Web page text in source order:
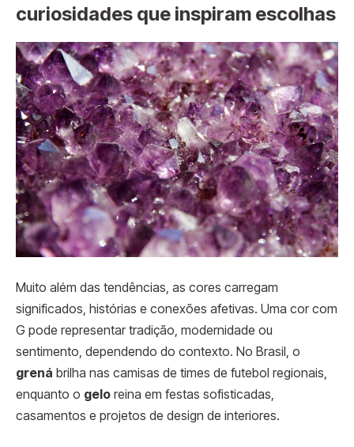
curiosidades que inspiram escolhas
Muito além das tendências, as cores carregam
significados, histórias e conexões afetivas. Uma cor com
G pode representar tradição, modernidade ou
sentimento, dependendo do contexto. No Brasil, o
grená brilha nas camisas de times de futebol regionais,
enquanto o gelo reina em festas sofisticadas,
casamentos e projetos de design de interiores.